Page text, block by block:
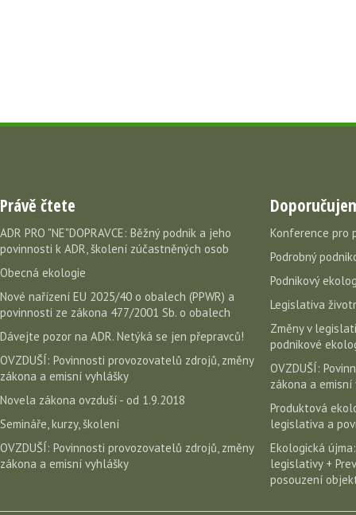
Právě čtete
ADR PRO "NE"DOPRAVCE: Běžný podnik a jeho
povinnosti k ADR, školení zúčastněných osob
Obecná ekologie
Nové nařízení EU 2025/40 o obalech (PPWR) a
povinnosti ze zákona 477/2001 Sb. o obalech
Dávejte pozor na ADR. Netýká se jen přepravců!
OVZDUŠÍ: Povinnosti provozovatelů zdrojů, změny
zákona a emisní vyhlášky
Novela zákona ovzduší - od 1.9.2018
Semináře, kurzy, školení
OVZDUŠÍ: Povinnosti provozovatelů zdrojů, změny
zákona a emisní vyhlášky
Konference pro
Podrobný
Podnikový
Legislativa
Změny v
podnikové
OVZDUŠÍ:
zákona a emisní
Produktová
legislativa a
Ekologická
legislativy +
posouzení